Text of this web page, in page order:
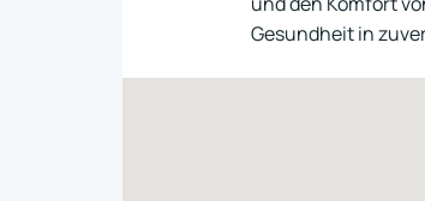
Gesundheit in